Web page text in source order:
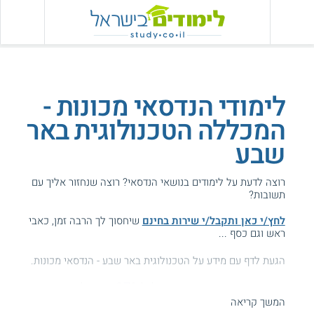
לימודי הנדסאי מכונות -
המכללה הטכנולוגית באר
שבע
רוצה לדעת על לימודים בנושאי הנדסאי? רוצה שנחזור אליך עם
תשובות?
לחץ/י כאן ותקבל/י שירות בחינם שיחסוך לך הרבה זמן, כאבי
ראש וגם כסף ...
הגעת לדף עם מידע על הטכנולוגית באר שבע - הנדסאי מכונות.
עזרנו גם לך? דרג אותנו:המשך קריאה